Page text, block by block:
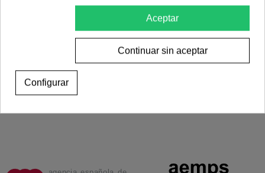
GAFAS DE SOL
C3 BLUE YELLOW
25,95 €
Ver más
NATURA MIX ENERGIA
DUPLO UNO GRATIS
ABOCA
22,50 €
Ver más
Aceptar
Continuar sin aceptar
Configurar